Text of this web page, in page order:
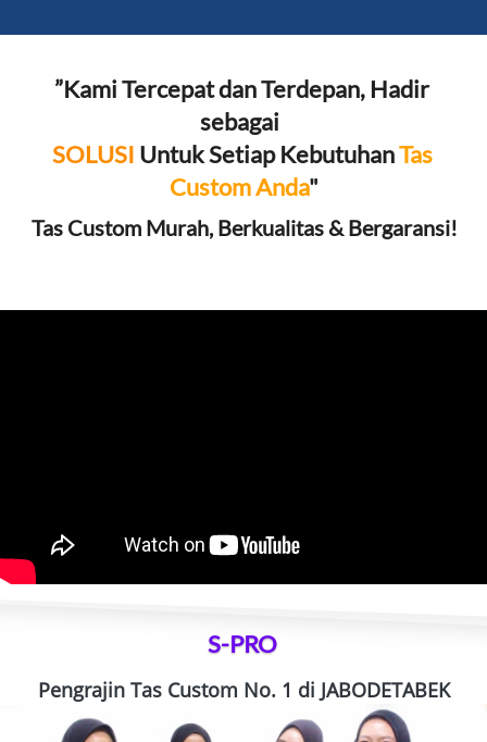
”Kami Tercepat dan Terdepan, Hadir
sebagai
SOLUSI Untuk Setiap Kebutuhan Tas
Custom Anda"
Tas Custom Murah, Berkualitas & Bergaransi!
S-PRO
Pengrajin Tas Custom No. 1 di JABODETABEK